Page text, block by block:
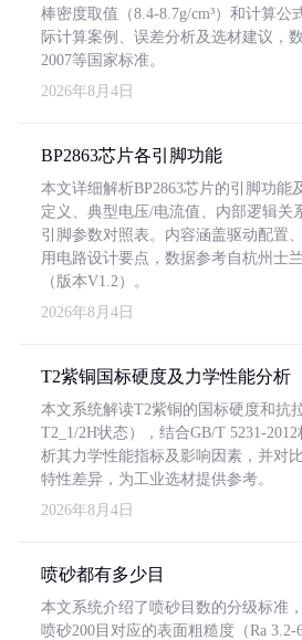
棒密度取值（8.4-8.7g/cm³）和计算公
际计算案例、误差分析及选材建议，
2007等国家标准。
2026年8月4日
BP2863芯片各引脚功能
本文详细解析BP2863芯片的引脚功能
定义、典型电压/电流值、内部逻辑关
引脚参数对照表。内容涵盖驱动配置
用电路设计要点，数据参考自杭州士
（版本V1.2）。
2026年8月4日
T2紫铜国标硬度及力学性能分析
本文系统解读T2紫铜的国标硬度和抗
T2_1/2H状态），结合GB/T 5231-
析其力学性能指标及影响因素，并对
特性差异，为工业选材提供参考。
2026年8月4日
喷砂都有多少目
本文系统介绍了喷砂目数的分级标准
喷砂200目对应的表面粗糙度（Ra